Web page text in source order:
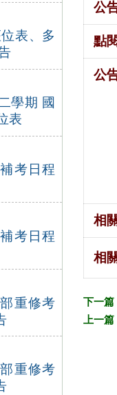
表、多
學期 國
表
考日程
考日程
重修考
重修考
公
點
公
相
相